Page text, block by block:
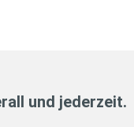
und jederzeit.